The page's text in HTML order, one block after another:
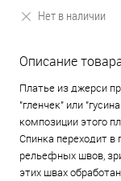
Нет в наличии
Описание
Платье из джерси
"гленчек" или
композиции этого
Спинка переходит
рельефных швов,
этих швах